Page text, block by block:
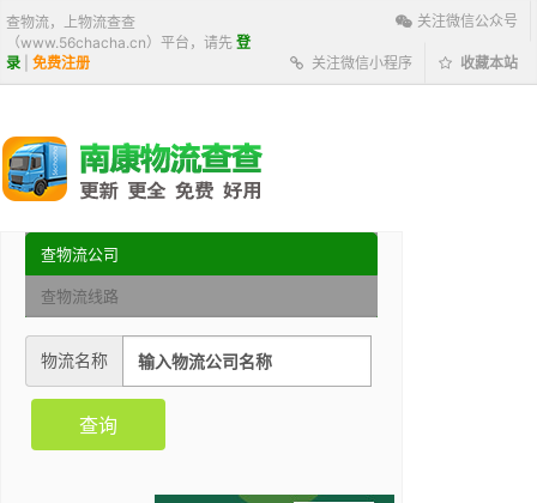
查物流，上物流查查
（www.56chacha.cn）平台，请先 登
录
免费注册
关注微信公众号
关注微信小程序 收藏本站
查物流公司
查物流线路
物流名称